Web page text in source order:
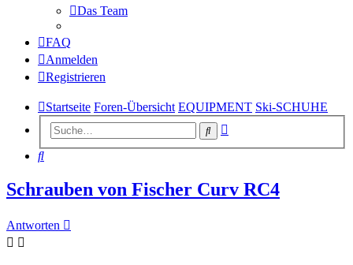
Das Team
FAQ
Anmelden
Registrieren
Startseite Foren-Übersicht EQUIPMENT Ski-SCHUHE
Suche
Suche
Schrauben von Fischer Curv RC4
Antworten